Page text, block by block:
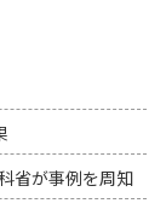
省が事例を周知